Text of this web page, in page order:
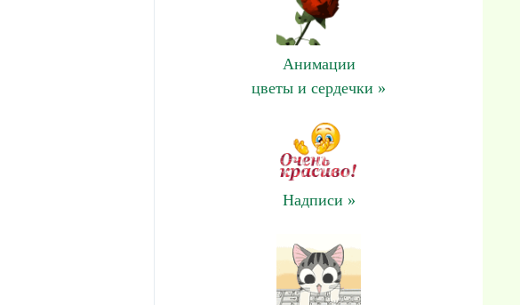
Анимации
цветы и сердечки »
Надписи »